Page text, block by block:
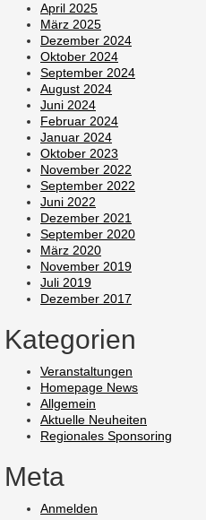
April 2025
März 2025
Dezember 2024
Oktober 2024
September 2024
August 2024
Juni 2024
Februar 2024
Januar 2024
Oktober 2023
November 2022
September 2022
Juni 2022
Dezember 2021
September 2020
März 2020
November 2019
Juli 2019
Dezember 2017
Kategorien
Veranstaltungen
Homepage News
Allgemein
Aktuelle Neuheiten
Regionales Sponsoring
Meta
Anmelden